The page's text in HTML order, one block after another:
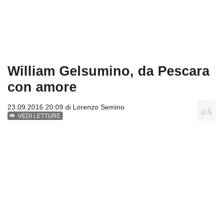
William Gelsumino, da Pescara
con amore
23.09.2016 20:09 di Lorenzo Semino
VEDI LETTURE